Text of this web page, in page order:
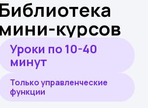
Библиотека
мини-курсов
Уроки по 10-40
минут
Только управленческие
функции